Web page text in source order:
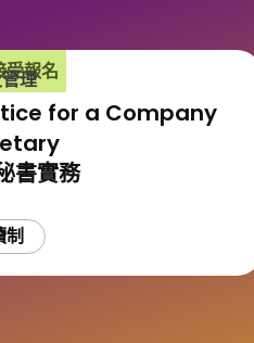
受報名
理
for a Company
書實務
制